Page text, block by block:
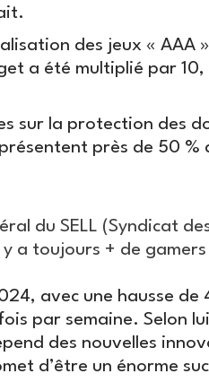
des jeux « AAA
a été multiplié par
sur la protection des
près de 50 %
du SELL (Syndicat
a toujours + de
avec une hausse de
par semaine. Selon
des nouvelles
d’être un énorme